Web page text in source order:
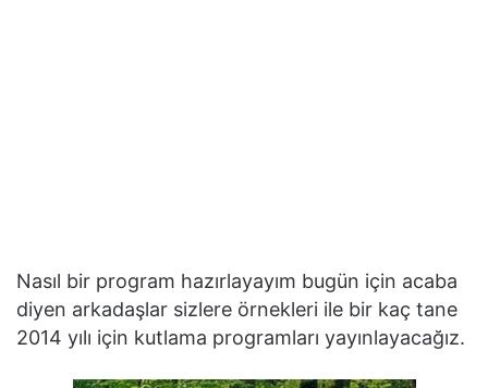
Nasıl bir program hazırlayayım bugün için acaba
diyen arkadaşlar sizlere örnekleri ile bir kaç tane
2014 yılı için kutlama programları yayınlayacağız.